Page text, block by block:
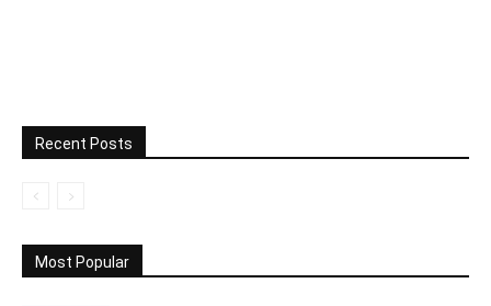
Recent Posts
Most Popular